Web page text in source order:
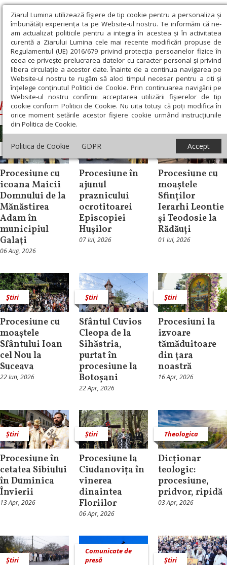
Ziarul Lumina utilizează fişiere de tip cookie pentru a personaliza și
îmbunătăți experiența ta pe Website-ul nostru. Te informăm că ne-
am actualizat politicile pentru a integra în acestea și în activitatea
curentă a Ziarului Lumina cele mai recente modificări propuse de
Regulamentul (UE) 2016/679 privind protecția persoanelor fizice în
ceea ce privește prelucrarea datelor cu caracter personal și privind
libera circulație a acestor date. Înainte de a continua navigarea pe
Website-ul nostru te rugăm să aloci timpul necesar pentru a citi și
înțelege conținutul Politicii de Cookie. Prin continuarea navigării pe
Website-ul nostru confirmi acceptarea utilizării fişierelor de tip
cookie conform Politicii de Cookie. Nu uita totuși că poți modifica în
orice moment setările acestor fişiere cookie urmând instrucțiunile
din Politica de Cookie.
Politica de Cookie GDPR Accept
Ziarul Lumina › procesiune
procesiune
Știri
Procesiune cu
icoana Maicii
Domnului de la
Mănăstirea
Adam în
municipiul
Galaţi
06 Aug, 2026
Știri
Procesiune în
ajunul
praznicului
ocrotitoarei
Episcopiei
Hușilor
07 Iul, 2026
Procesiune cu
moaștele
Sfinților
Ierarhi Leontie
și Teodosie la
Rădăuți
01 Iul, 2026
Știri
Procesiune cu
moaștele
Sfântului Ioan
cel Nou la
Suceava
22 Iun, 2026
Știri
Sfântul Cuvios
Cleopa de la
Sihăstria,
purtat în
procesiune la
Botoșani
22 Apr, 2026
Știri
Procesiuni la
izvoare
tămăduitoare
din țara
noastră
16 Apr, 2026
Știri
Procesiune în
cetatea Sibiului
în Duminica
Învierii
13 Apr, 2026
Știri
Procesiune la
Ciudanovița în
vinerea
dinaintea
Floriilor
06 Apr, 2026
Theologica
Dicționar
teologic:
procesiune,
pridvor, ripidă
03 Apr, 2026
Știri
Comunicate de
presă
Știri